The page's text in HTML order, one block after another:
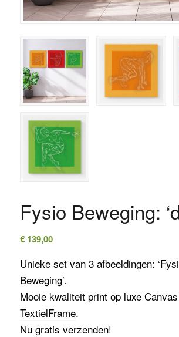
Fysio Beweging:
€139,00
Unieke set van 3 afbeeldingen:
Beweging’.
Mooie kwaliteit print op luxe Canvas
TextielFrame.
Nu gratis verzenden!